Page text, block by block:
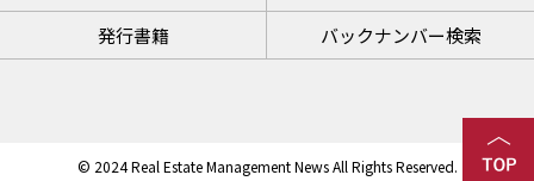
発行書籍
バックナンバー検索
© 2024 Real Estate Management News All Rights Reserved.